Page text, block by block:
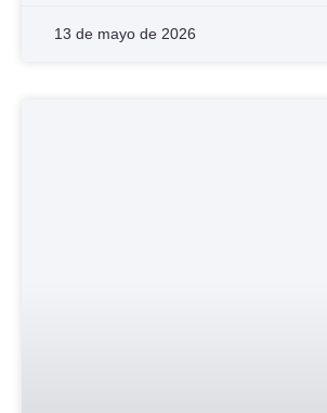
13 de mayo de 2026